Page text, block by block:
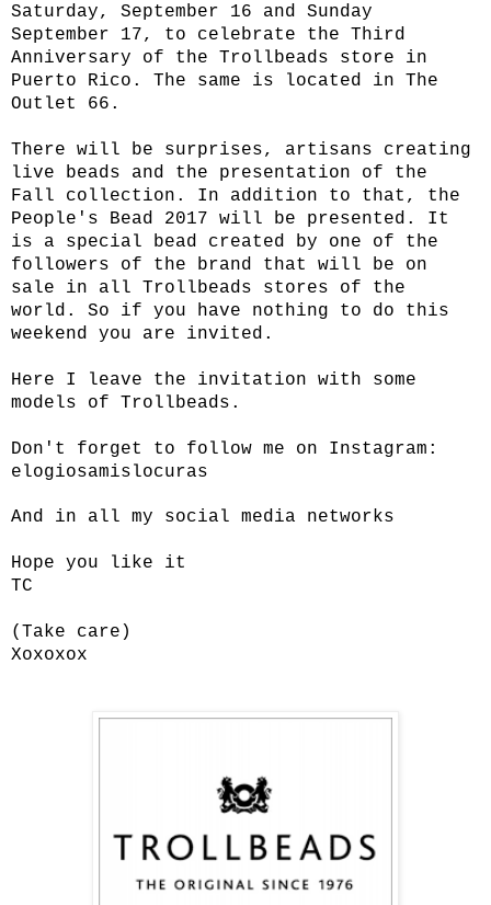
Saturday, September 16 and Sunday
September 17, to celebrate the Third
Anniversary of the Trollbeads store in
Puerto Rico. The same is located in The
Outlet 66.
There will be surprises, artisans creating
live beads and the presentation of the
Fall collection. In addition to that, the
People's Bead 2017 will be presented. It
is a special bead created by one of the
followers of the brand that will be on
sale in all Trollbeads stores of the
world. So if you have nothing to do this
weekend you are invited.
Here I leave the invitation with some
models of Trollbeads.
Don't forget to follow me on Instagram:
elogiosamislocuras
And in all my social media networks
Hope you like it
TC
(Take care)
Xoxoxox